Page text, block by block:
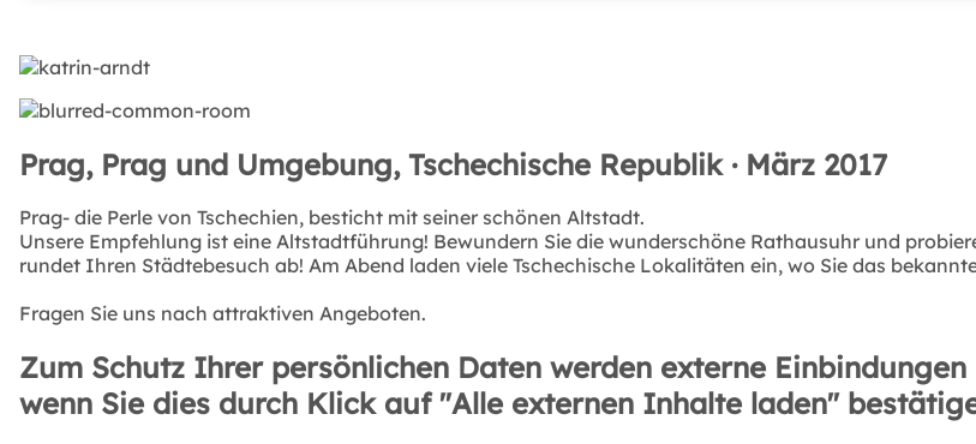
Prag, Prag und Umgebung, Tschechische Republik · März 2017
Prag- die Perle von Tschechien, besticht mit seiner schönen Altstadt.
Unsere Empfehlung ist eine Altstadtführung! Bewundern Sie die wunderschöne Rathausuhr und
rundet Ihren Städtebesuch ab! Am Abend laden viele Tschechische Lokalitäten ein, wo Sie das
Fragen Sie uns nach attraktiven Angeboten.
Zum Schutz Ihrer persönlichen Daten werden externe
wenn Sie dies durch Klick auf "Alle externen Inhalte laden"